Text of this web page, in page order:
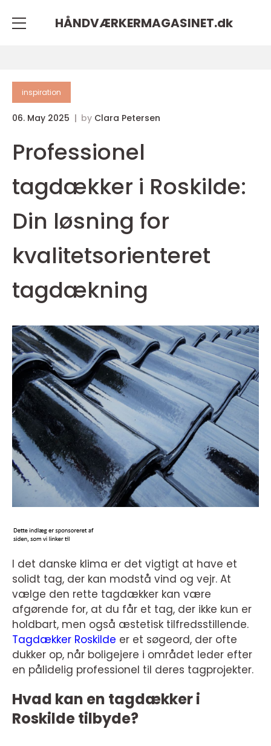
HÅNDVÆRKERMAGASINET.dk
inspiration
06. May 2025 by Clara Petersen
Professionel
tagdækker i Roskilde:
Din løsning for
kvalitetsorienteret
tagdækning
I det danske klima er det vigtigt at have et
solidt tag, der kan modstå vind og vejr. At
vælge den rette tagdækker kan være
afgørende for, at du får et tag, der ikke kun er
holdbart, men også æstetisk tilfredsstillende.
Tagdækker Roskilde er et søgeord, der ofte
dukker op, når boligejere i området leder efter
en pålidelig professionel til deres tagprojekter.
Hvad kan en tagdækker i
Roskilde tilbyde?